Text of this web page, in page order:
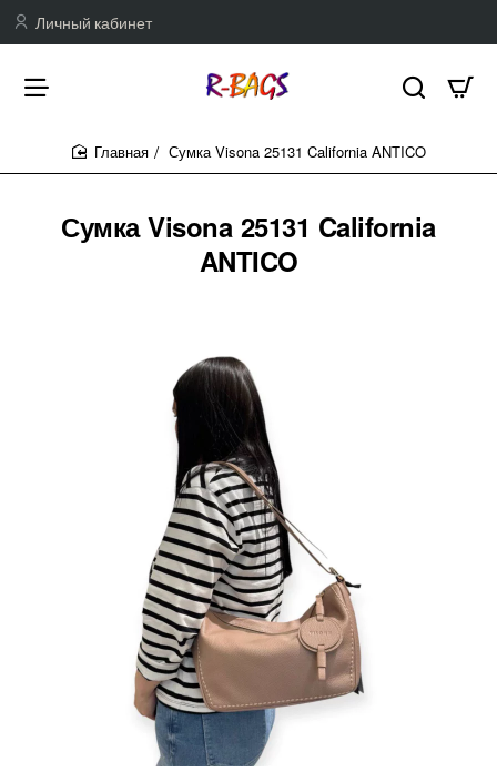
Личный кабинет
Сумка Visona 25131 California
ANTICO
Сумка Visona 25131 California ANTICO